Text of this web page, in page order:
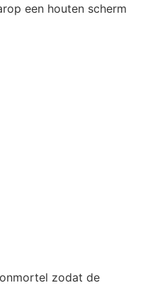
een houten scherm
zodat de